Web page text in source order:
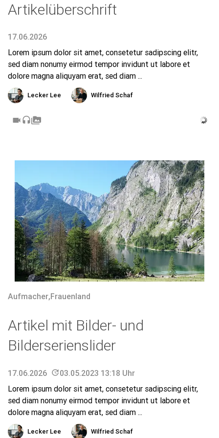
Lecker Lee Wilfried Schaf
Artikelüberschrift
17.06.2026
Lorem ipsum dolor sit amet, consetetur sadipscing elitr,
sed diam nonumy eirmod tempor invidunt ut labore et
dolore magna aliquyam erat, sed diam ...
videocam headsetperm_media
Aufmacher,Frauenland
Lecker Lee Wilfried Schaf
Artikel mit Bilder- und
Bilderserienslider
17.06.2026 update03.05.2023 13:18 Uhr
Lorem ipsum dolor sit amet, consetetur sadipscing elitr,
sed diam nonumy eirmod tempor invidunt ut labore et
dolore magna aliquyam erat, sed diam ...